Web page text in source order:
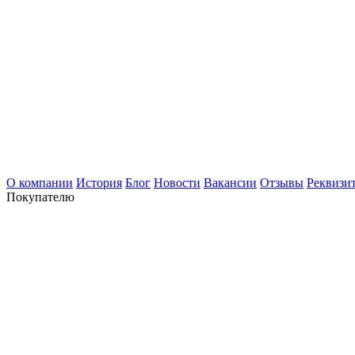
О компании История Блог Новости Вакансии Отзывы
Покупателю